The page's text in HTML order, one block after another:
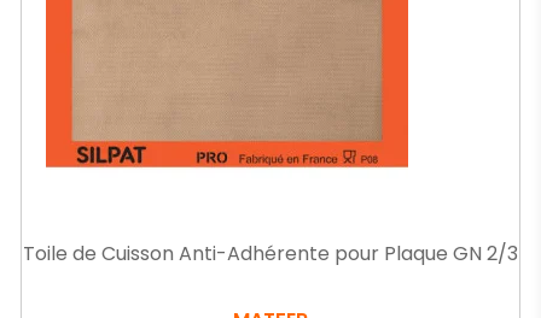
Toile de Cuisson Anti-Adhérente pour Plaque GN 2/3